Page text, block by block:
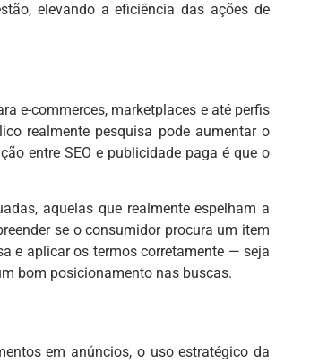
elevando a eficiência das ações de
e-commerces, marketplaces e até perfis
realmente pesquisa pode aumentar o
entre SEO e publicidade paga é que o
aquelas que realmente espelham a
se o consumidor procura um item
e aplicar os termos corretamente — seja
bom posicionamento nas buscas.
em anúncios, o uso estratégico da